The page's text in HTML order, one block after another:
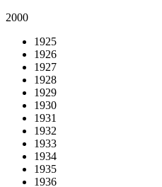
2000
1925
1926
1927
1928
1929
1930
1931
1932
1933
1934
1935
1936